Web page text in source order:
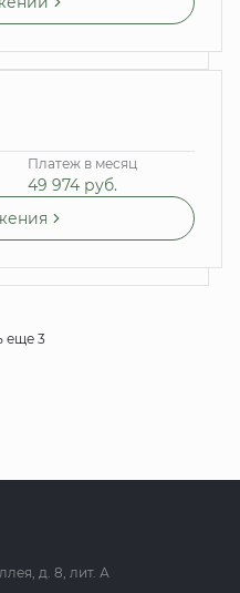
Платеж в месяц
49 974 руб.
еще 3
д. 8, лит. А